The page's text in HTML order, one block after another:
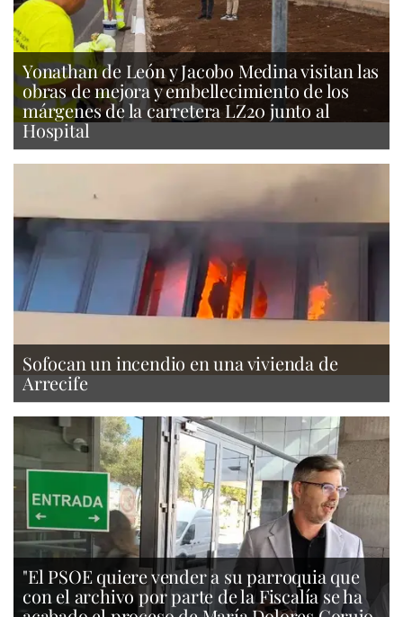
Yonathan de León y Jacobo Medina visitan las
obras de mejora y embellecimiento de los
márgenes de la carretera LZ20 junto al
Hospital
Sofocan un incendio en una vivienda de
Arrecife
"El PSOE quiere vender a su parroquia que
con el archivo por parte de la Fiscalía se ha